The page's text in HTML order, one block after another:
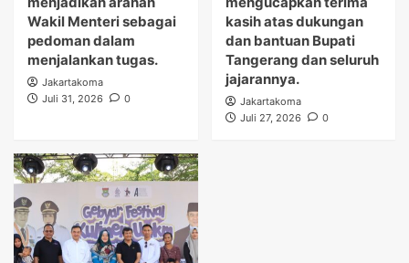
Wakil Menteri sebagai
pedoman dalam
menjalankan tugas.
Jakartakoma
Juli 31, 2026
0
kasih atas dukungan
dan bantuan Bupati
Tangerang dan seluruh
jajarannya.
Jakartakoma
Juli 27, 2026
0